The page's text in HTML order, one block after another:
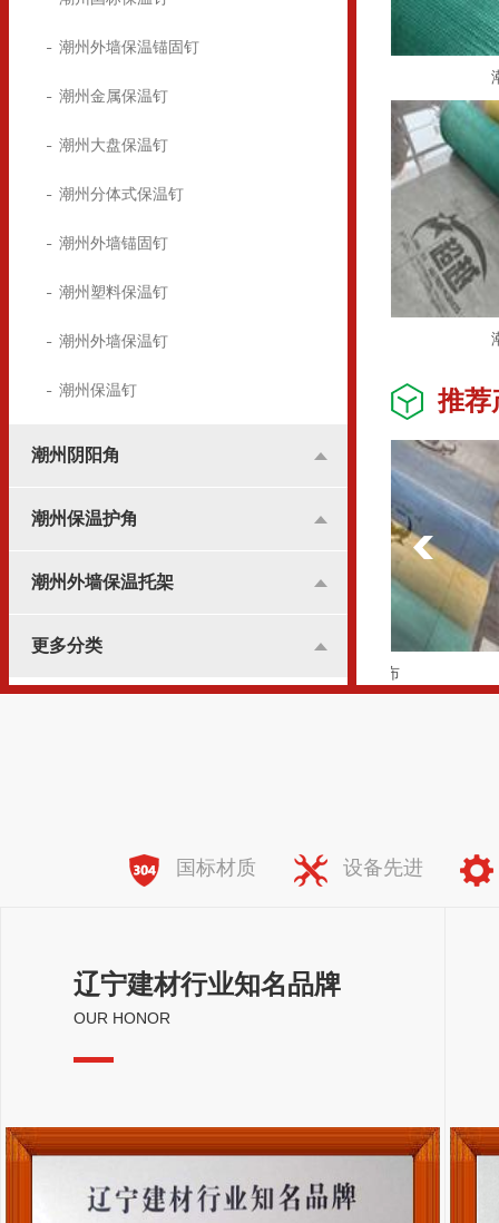
潮州外墙保温锚固钉
潮州金属保温钉
潮州大盘保温钉
潮州分体式保温钉
潮州外墙锚固钉
潮州塑料保温钉
潮州外墙保温钉
潮州保温钉
潮州阴阳角
潮州保温护角
潮州外墙保温托架
更多分类
推荐
国标材质 设备先进
辽宁建材行业知名品牌
OUR HONOR